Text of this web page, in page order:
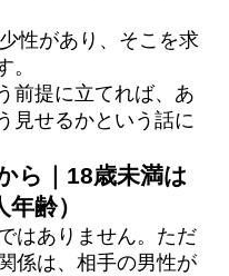
相場は変わります
パパ活アプリはあ
はできますか？
ますか?
た時はどう答える
性があり、そこを求
。
前提に立てれば、あ
見せるかという話に
ら｜18歳未満は
齢）
はありません。ただ
係は、相手の男性が